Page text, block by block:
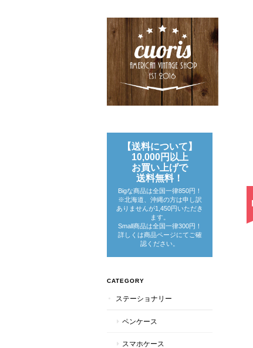
【送料について】
10,000円以上
お買い上げで
送料無料！
Bigな商品は全国一律850円！
※北海道、沖縄の方は申し訳
ありませんが1,450円いただき
ます。
Small商品は全国一律300円！
詳しくは商品ページにてご確
認ください。
CATEGORY
ステーショナリー
ペンケース
スマホケース